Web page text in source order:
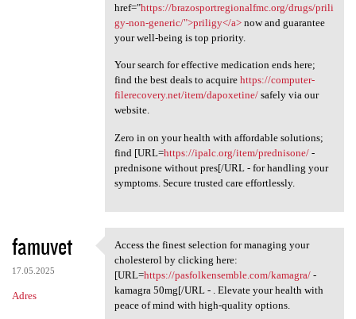
href="https://brazosportregionalfmc.org/drugs/prili
gy-non-generic/">priligy</a>now and guarantee
your well-being is top priority.
Your search for effective medication ends here;
find the best deals to acquire https://computer-
filerecovery.net/item/dapoxetine/safely via our
website.
Zero in on your health with affordable solutions;
find [URL=https://ipalc.org/item/prednisone/-
prednisone without pres[/URL - for handling your
symptoms. Secure trusted care effortlessly.
famuvet
17.05.2025
Adres
Access the finest selection
Access the finest selection for managing your
cholesterol by clicking here:
[URL=https://pasfolkensemble.com/kamagra/-
kamagra 50mg[/URL - . Elevate your health with
peace of mind with high-quality options.